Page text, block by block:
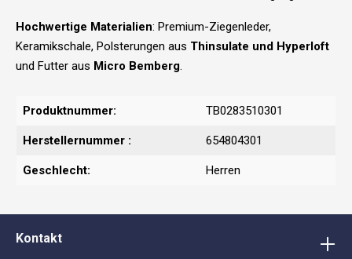
Hochwertige Materialien: Premium-Ziegenleder,
Keramikschale, Polsterungen aus Thinsulate und Hyperloft
und Futter aus Micro Bemberg.
Produktnummer: TB0283510301
Herstellernummer : 654804301
Geschlecht: Herren
Kontakt